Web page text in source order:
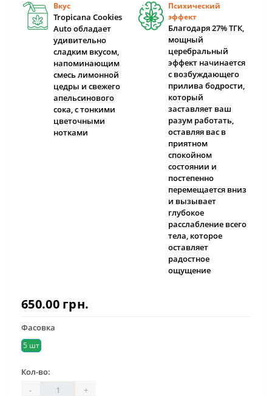
Вкус
Tropicana Cookies
Auto обладает
удивительно
сладким вкусом,
напоминающим
смесь лимонной
цедры и свежего
апельсинового
сока, с тонкими
цветочными
нотками
Психический
эффект
Благодаря 27% ТГК,
мощный
церебральный
эффект начинается
с возбуждающего
прилива бодрости,
который
заставляет ваш
разум работать,
оставляя вас в
приятном
спокойном
состоянии и
постепенно
перемещается вниз
и вызывает
глубокое
расслабление всего
тела, которое
оставляет
радостное
ощущение
650.00 грн.
Фасовка
5 шт
Кол-во:
-
+